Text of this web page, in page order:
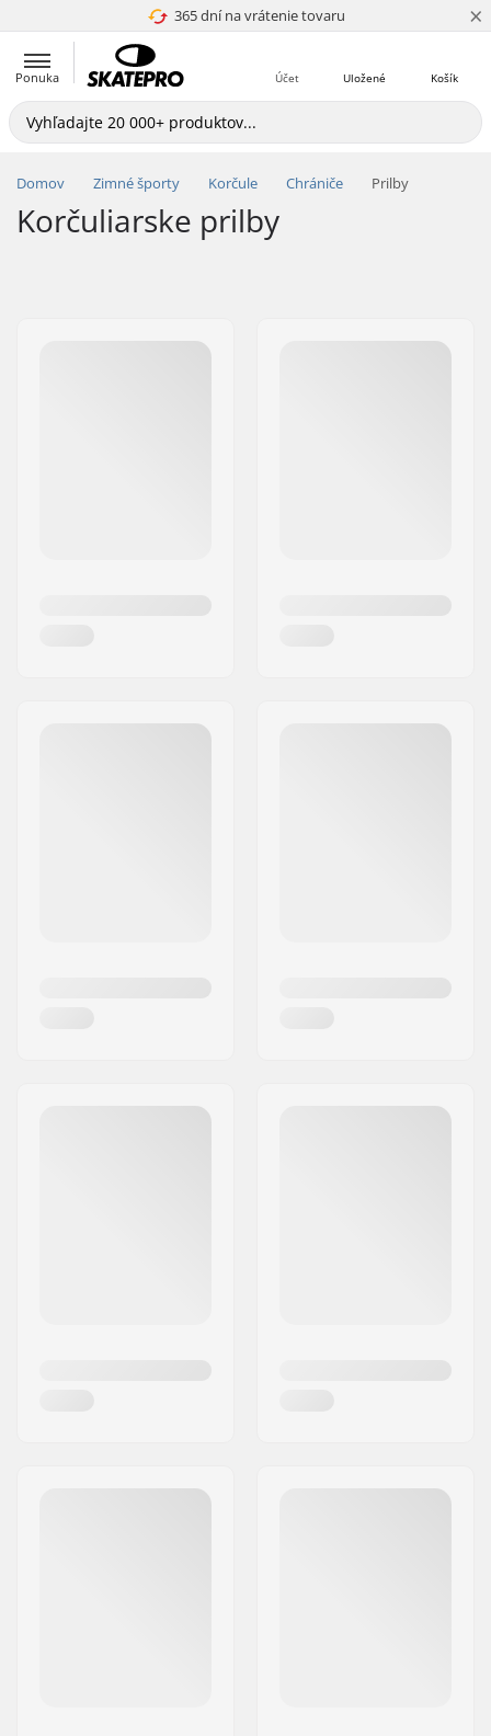
365 dní na vrátenie tovaru
4.8 z 5 ×
Ponuka Košík
Uložené
Účet
Domov Zimné športy Korčule Chrániče Prilby
Korčuliarske prilby